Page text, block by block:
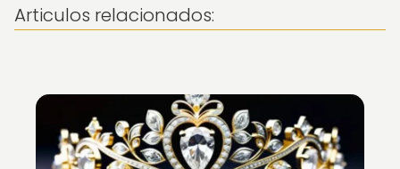
Articulos relacionados: